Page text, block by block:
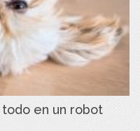
en un robot